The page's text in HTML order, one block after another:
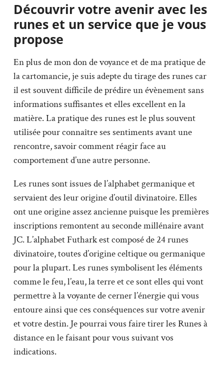
Découvrir votre avenir avec les
runes et un service que je vous
propose
En plus de mon don de voyance et de ma pratique de
la cartomancie, je suis adepte du tirage des runes car
il est souvent difficile de prédire un évènement sans
informations suffisantes et elles excellent en la
matière. La pratique des runes est le plus souvent
utilisée pour connaître ses sentiments avant une
rencontre, savoir comment réagir face au
comportement d’une autre personne.
Les runes sont issues de l’alphabet germanique et
servaient des leur origine d’outil divinatoire. Elles
ont une origine assez ancienne puisque les premières
inscriptions remontent au seconde millénaire avant
JC. L’alphabet Futhark est composé de 24 runes
divinatoire, toutes d’origine celtique ou germanique
pour la plupart. Les runes symbolisent les éléments
comme le feu, l’eau, la terre et ce sont elles qui vont
permettre à la voyante de cerner l’énergie qui vous
entoure ainsi que ces conséquences sur votre avenir
et votre destin. Je pourrai vous faire tirer les Runes à
distance en le faisant pour vous suivant vos
indications.